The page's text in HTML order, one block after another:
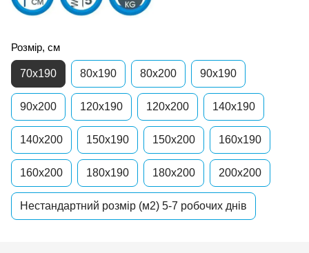
Розмір, см
70x190 80x190 80x200 90x190
90x200 120x190 120x200 140x190
140x200 150x190 150x200 160x190
160x200 180x190 180x200 200x200
Нестандартний розмір (м2) 5-7 робочих днів